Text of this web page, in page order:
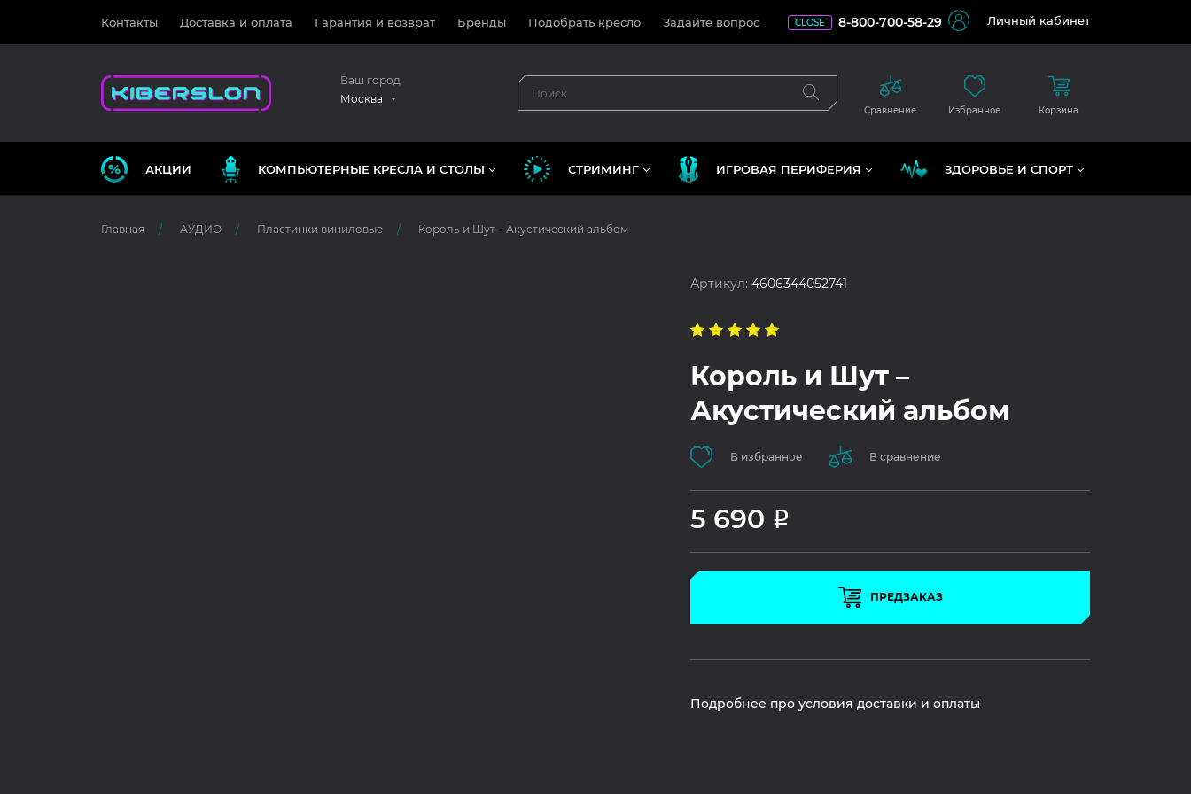
Контакты Доставка и оплата Гарантия и возврат Бренды Подобрать кресло Задайте вопрос CLOSE 8-800-700-58-29 Личный кабинет
Ваш город
Москва
Сравнение Избранное Корзина
АКЦИИ КОМПЬЮТЕРНЫЕ КРЕСЛА И СТОЛЫ СТРИМИНГ ИГРОВАЯ ПЕРИФЕРИЯ ЗДОРОВЬЕ И СПОРТ
Главная АУДИО Пластинки виниловые Король и Шут – Акустический альбом
Артикул:4606344052741
Король и Шут –
Акустический альбом
В избранное В сравнение
5 690 Р
ПРЕДЗАКАЗ
Подробнее про условия доставки и оплаты